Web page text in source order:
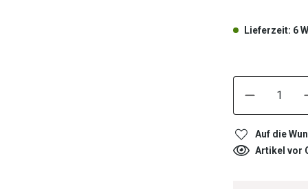
Lieferzeit: 6
Auf die
Artikel vor